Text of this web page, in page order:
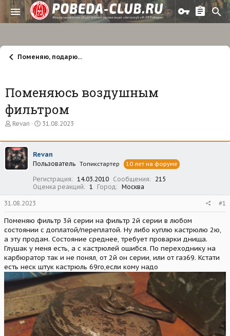
Поменяю, подарю...
Поменяюсь воздушным
фильтром
А
т
о
р
т
Revan
Д
т
н
а
а
л
а
31.08.2023
Revan
Пользователь Топикстартер 10 лет на форуме
Регистрация 14.03.2010 Сообщения
215
Оценка реакций
1 Город Москва
31.08.2023 #1
Поменяю фильтр 3й серии на фильтр 2й серии в любом
состоянии с доплатой/переплатой. Ну либо куплю кастрюлю 2ю,
а эту продам. Состояние среднее, требует проварки днища.
Глушак у меня есть, а с кастрюлей ошибся. По переходнику на
карбюратор так и не понял, от 2й он серии, или от газ69. Кстати
есть неск штук кастрюль 69го,если кому надо